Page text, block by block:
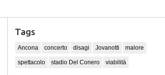
Tags
Ancona concerto disagi Jovanotti malore
spettacolo stadio Del Conero viabilità